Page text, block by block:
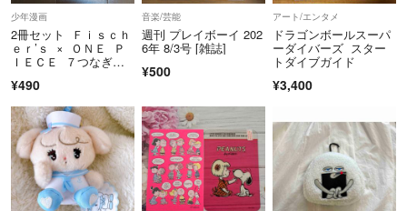
少年漫画
2冊セット Ｆｉｓｃｈ
ｅｒ’ｓ × ＯＮＥ Ｐ
ＩＥＣＥ ７つなぎの
¥490
音楽/芸能
週刊 プレイボーイ 202
6年 8/3号 [雑誌]
¥500
アート/エンタメ
ドラゴンボールスーパ
ーダイバーズ スター
トダイブガイド
¥3,400